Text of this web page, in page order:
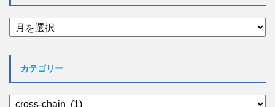
ア
ー
カテゴリー
カ